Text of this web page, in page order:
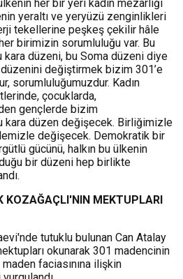
her bir yeri kadın mezarlığı
yeraltı ve yeryüzü zenginlikleri
tekellerine peşkeş çekilir hâle
birimizin sorumluluğu var. Bu
düzeni, bu Soma düzeni diye
düzenini değiştirmek bizim 301’e
sorumluluğumuzdur. Kadın
çocuklarda,
gençlerde bizim
kara düzen değişecek. Birliğimizle
değişecek. Demokratik bir
gücünü, halkın bu ülkenin
bir düzeni hep birlikte
KOZAĞAÇLI'NIN MEKTUPLARI
tutuklu bulunan Can Atalay
okunarak 301 madencinin
faciasınına ilişkin